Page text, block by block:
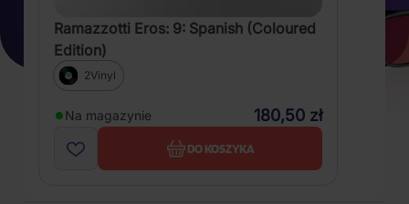
Ramazzotti Eros: 9: Spanish (Coloured
Edition)
2Vinyl
Na magazynie 180,50 zł
DO KOSZYKA